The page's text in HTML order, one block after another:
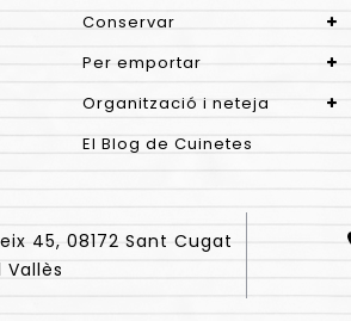
Conservar
Per emportar
Organització i neteja
El Blog de Cuinetes
45, 08172 Sant Cugat
Vallès